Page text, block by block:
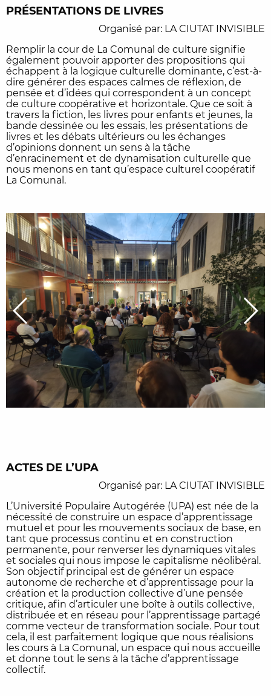
PRÉSENTATIONS DE LIVRES
Organisé par: LA CIUTAT INVISIBLE
Remplir la cour de La Comunal de culture signifie
également pouvoir apporter des propositions qui
échappent à la logique culturelle dominante, c’est-à-
dire générer des espaces calmes de réflexion, de
pensée et d’idées qui correspondent à un concept
de culture coopérative et horizontale. Que ce soit à
travers la fiction, les livres pour enfants et jeunes, la
bande dessinée ou les essais, les présentations de
livres et les débats ultérieurs ou les échanges
d’opinions donnent un sens à la tâche
d’enracinement et de dynamisation culturelle que
nous menons en tant qu’espace culturel coopératif
La Comunal.
ACTES DE L’UPA
Organisé par: LA CIUTAT INVISIBLE
L’Université Populaire Autogérée (UPA) est née de la
nécessité de construire un espace d’apprentissage
mutuel et pour les mouvements sociaux de base, en
tant que processus continu et en construction
permanente, pour renverser les dynamiques vitales
et sociales qui nous impose le capitalisme néolibéral.
Son objectif principal est de générer un espace
autonome de recherche et d’apprentissage pour la
création et la production collective d’une pensée
critique, afin d’articuler une boîte à outils collective,
distribuée et en réseau pour l’apprentissage partagé
comme vecteur de transformation sociale. Pour tout
cela, il est parfaitement logique que nous réalisions
les cours à La Comunal, un espace qui nous accueille
et donne tout le sens à la tâche d’apprentissage
collectif.